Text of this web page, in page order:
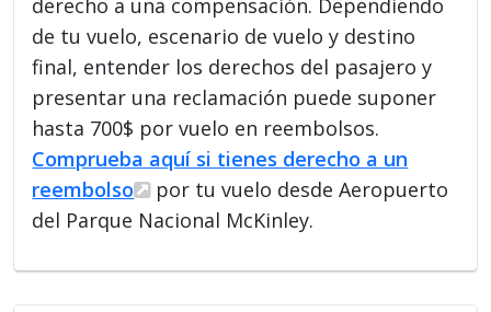
de tu vuelo, escenario de vuelo y destino
final, entender los derechos del pasajero y
presentar una reclamación puede suponer
hasta 700$ por vuelo en reembolsos.
Comprueba aquí si tienes derecho a un
reembolso
por tu vuelo desde Aeropuerto
del Parque Nacional McKinley.